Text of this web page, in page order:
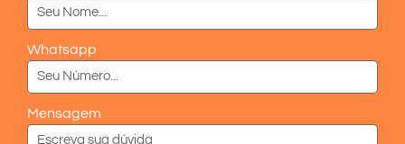
Whatsapp
Mensagem